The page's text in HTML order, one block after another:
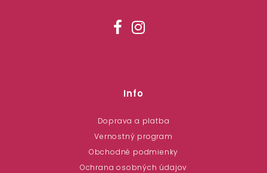
Info
Doprava a platba
Vernostný program
Obchodné podmienky
Ochrana osobných údajov